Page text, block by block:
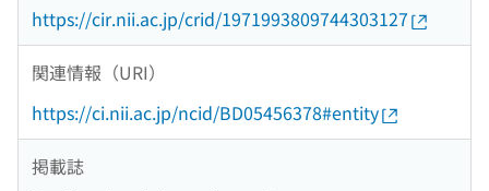
https://cir.nii.ac.jp/crid/1971993809744303127
関連情報（URI）
https://ci.nii.ac.jp/ncid/BD05456378#entity
掲載誌